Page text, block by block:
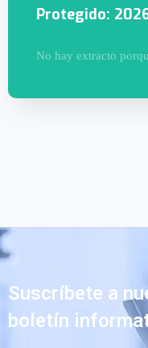
Protegido:
No hay extracto
Suscríbete a
boletín